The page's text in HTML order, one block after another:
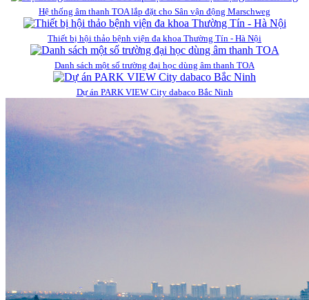
Hệ thống âm thanh TOA lắp đặt cho Sân vận động Marschweg
Thiết bị hội thảo bệnh viện đa khoa Thường Tín - Hà Nội
Danh sách một số trường đại học dùng âm thanh TOA
Dự án PARK VIEW City dabaco Bắc Ninh